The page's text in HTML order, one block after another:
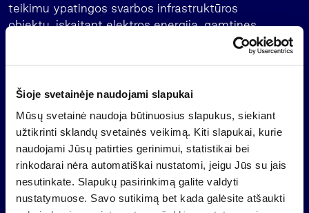
Šioje svetainėje naudojami slapukai
Mūsų svetainė naudoja būtinuosius slapukus, siekiant
užtikrinti sklandų svetainės veikimą. Kiti slapukai, kurie
naudojami Jūsų patirties gerinimui, statistikai bei
rinkodarai nėra automatiškai nustatomi, jeigu Jūs su jais
nesutinkate. Slapukų pasirinkimą galite valdyti
nustatymuose. Savo sutikimą bet kada galėsite atšaukti
teikimu ypatingos svarbos infrastruktūros
objektų, įskaitant elektros energiją, gamtines
dujas, vandenį, nuotekas ir kitas su energetika ir
komunalinėmis paslaugomis susijusias įmones,
Tikrasis turtas (angl. „real
assets“)